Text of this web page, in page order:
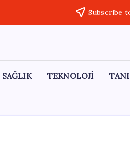
Subscribe
SAĞLIK TEKNOLOJİ